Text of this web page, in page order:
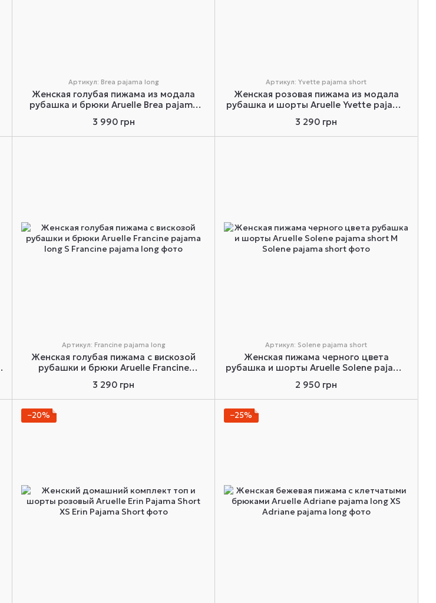
Артикул: Brea pajama long
Женская голубая пижама из модала
рубашка и брюки Aruelle Brea pajama
3 990 грн
Артикул: Yvette pajama short
Женская розовая пижама из модала
рубашка и шорты Aruelle Yvette pajama
3 290 грн
Артикул: Francine pajama long
Женская голубая пижама с вискозой
рубашки и брюки Aruelle Francine
3 290 грн
Артикул: Solene pajama short
Женская пижама черного цвета
рубашка и шорты Aruelle Solene pajama
2 950 грн
−20% −25%